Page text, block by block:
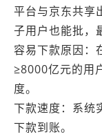
平台与京东共享
子用户也能批，
容易下款原因：
≥8000亿元的用
度。
下款速度：系统
下款到账。